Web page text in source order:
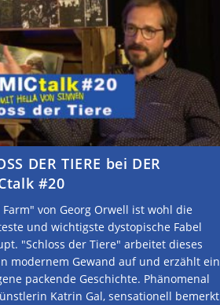
DER TIERE bei DER
#20
von Georg Orwell ist wohl die
und wichtigste dystopische Fabel
"Schloss der Tiere" arbeitet dieses
modernem Gewand auf und erzählt
packende Geschichte. Phänomenal
Katrin Gal, sensationell bemerkt